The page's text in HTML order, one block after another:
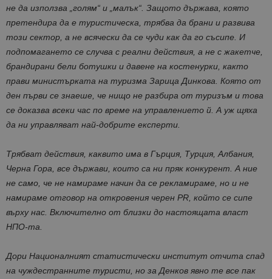
не да използва „голям“ и „малък“. Защото държава, която
претендира да е туристическа, трябва да брани и развива
този сектор, а не всячески да се чуди как да го съсипе. И
подпомагането се случва с реални действия, а не с жакетче,
брандирани бели ботушки и давене на костенурки, както
прави министърката на туризма Зарица Динкова. Която от
ден първи се знаеше, че нищо не разбира от туризъм и това
се доказва всеки час по време на управлението й. А уж щяха
да ни управляват най-добрите експерти.
Трябват действия, каквито има в Гърция, Турция, Албания,
Черна Гора, все държави, които са ни пряк конкурент. А ние
не само, че не намираме начин да се рекламираме, но и не
намираме отговор на откровения черен PR, който се сипе
върху нас. Включително от близки до настоящата власт
НПО-та.
Дори Националният статистически институт отчита спад
на чуждестранните туристи, но за Денков явно те все пак